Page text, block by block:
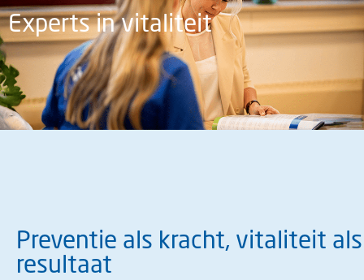
Experts in vitaliteit
Preventie als kracht, vitaliteit als
resultaat